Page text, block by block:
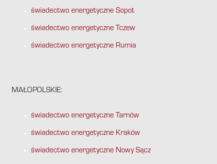
świadectwo energetyczne Sopot
świadectwo energetyczne Tczew
świadectwo energetyczne Rumia
MAŁOPOLSKIE:
świadectwo energetyczne Tarnów
świadectwo energetyczne Kraków
świadectwo energetyczne Nowy Sącz